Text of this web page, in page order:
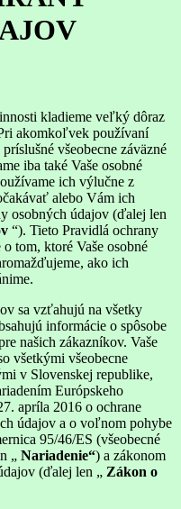
kladieme veľký dôraz
akomkoľvek používaní
všeobecne záväzné
iba také Vaše osobné
ich výlučne z
alebo Vám ich
osobných údajov (ďalej len
“). Tieto Pravidlá ochrany
tom, ktoré Vaše osobné
ako ich
sa vzťahujú na všetky
informácie o spôsobe
našich zákazníkov. Vaše
všetkými všeobecne
v Slovenskej republike,
Európskeho
apríla 2016 o ochrane
údajov a o voľnom pohybe
95/46/ES (všeobecné
„ Nariadenie“) a zákonom
(ďalej len „ Zákon o